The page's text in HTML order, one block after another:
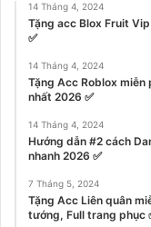
14 Tháng 4, 2024
Tặng acc Blox Fruit
✅
14 Tháng 4, 2024
Tặng Acc Roblox miễn
nhất 2026 ✅
14 Tháng 4, 2024
Hướng dẫn #2 cách
nhanh 2026 ✅
7 Tháng 5, 2024
Tặng Acc Liên quân
tướng, Full trang phục